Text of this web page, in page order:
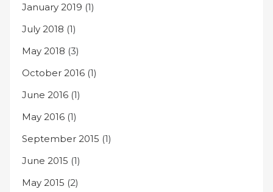
January 2019 (1)
July 2018 (1)
May 2018 (3)
October 2016 (1)
June 2016 (1)
May 2016 (1)
September 2015 (1)
June 2015 (1)
May 2015 (2)